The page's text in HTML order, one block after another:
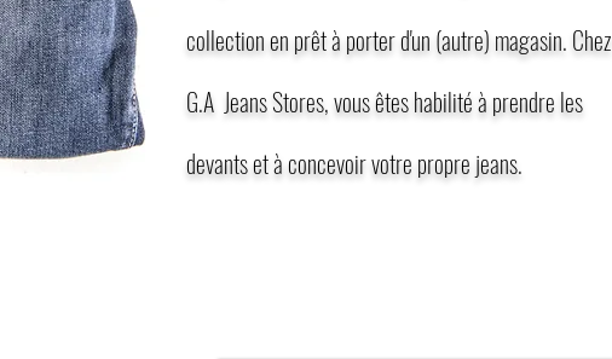
collection en prêt à porter d'un (autre) magasin. Chez
G.A Jeans Stores, vous êtes habilité à prendre les
devants et à concevoir votre propre jeans.